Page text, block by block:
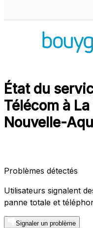
État du
Télécom à
Nouvelle-
Problèmes détectés
Utilisateurs signalent
panne totale et
Signaler un problème